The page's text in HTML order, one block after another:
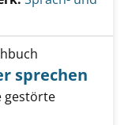
lernen Kinder
sprechen
gestörte